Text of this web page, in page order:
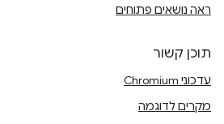
ראה נושאים פתוחים
תוכן קשור
עדכוני Chromium
מקרים לדוגמה